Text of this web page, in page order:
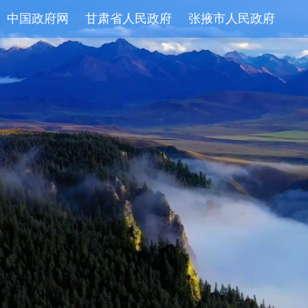
中国政府网 甘肃省人民政府 张掖市人民政府